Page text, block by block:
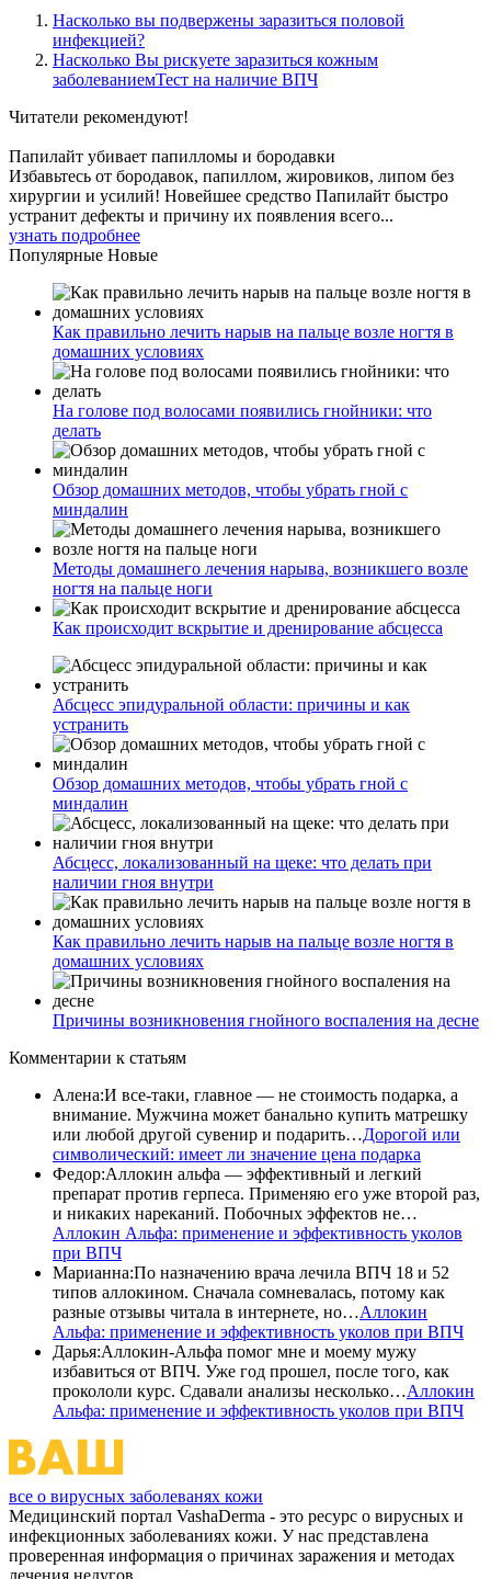
Насколько вы подвержены заразиться половой
инфекцией?
Насколько Вы рискуете заразиться кожным
заболеваниемТест на наличие ВПЧ
Читатели рекомендуют!
Папилайт убивает папилломы и бородавки
Избавьтесь от бородавок, папиллом, жировиков, липом без
хирургии и усилий! Новейшее средство Папилайт быстро
устранит дефекты и причину их появления всего...
узнать подробнее
Популярные Новые
Как правильно лечить нарыв на пальце возле ногтя в
домашних условиях
На голове под волосами появились гнойники: что
делать
Обзор домашних методов, чтобы убрать гной с
миндалин
Методы домашнего лечения нарыва, возникшего возле
ногтя на пальце ноги
Как происходит вскрытие и дренирование абсцесса
Абсцесс эпидуральной области: причины и как
устранить
Обзор домашних методов, чтобы убрать гной с
миндалин
Абсцесс, локализованный на щеке: что делать при
наличии гноя внутри
Как правильно лечить нарыв на пальце возле ногтя в
домашних условиях
Причины возникновения гнойного воспаления на десне
Комментарии к статьям
Алена:И все-таки, главное — не стоимость подарка, а
внимание. Мужчина может банально купить матрешку
или любой другой сувенир и подарить…Дорогой или
символический: имеет ли значение цена подарка
Федор:Аллокин альфа — эффективный и легкий
препарат против герпеса. Применяю его уже второй раз,
и никаких нареканий. Побочных эффектов не…
Аллокин Альфа: применение и эффективность уколов
при ВПЧ
Марианна:По назначению врача лечила ВПЧ 18 и 52
типов аллокином. Сначала сомневалась, потому как
разные отзывы читала в интернете, но…Аллокин
Альфа: применение и эффективность уколов при ВПЧ
Дарья:Аллокин-Альфа помог мне и моему мужу
избавиться от ВПЧ. Уже год прошел, после того, как
прокололи курс. Сдавали анализы несколько…Аллокин
Альфа: применение и эффективность уколов при ВПЧ
все о вирусных заболеванях кожи
Медицинский портал VashaDerma - это ресурс о вирусных и
инфекционных заболеваниях кожи. У нас представлена
проверенная информация о причинах заражения и методах